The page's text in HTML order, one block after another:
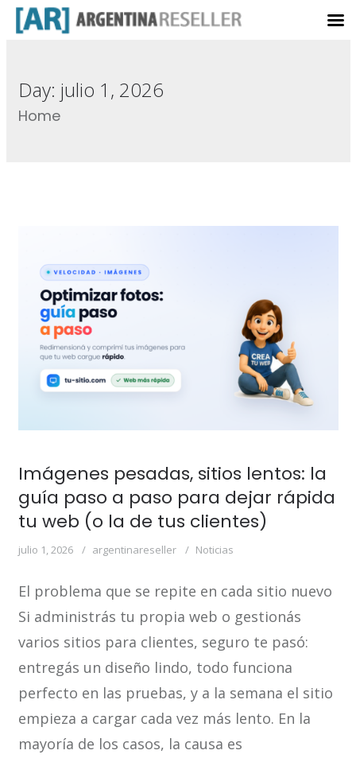
Day: julio 1, 2026
Home
Imágenes pesadas, sitios lentos: la
guía paso a paso para dejar rápida
tu web (o la de tus clientes)
julio 1, 2026 argentinareseller Noticias
El problema que se repite en cada sitio nuevo
Si administrás tu propia web o gestionás
varios sitios para clientes, seguro te pasó:
entregás un diseño lindo, todo funciona
perfecto en las pruebas, y a la semana el sitio
empieza a cargar cada vez más lento. En la
mayoría de los casos, la causa es